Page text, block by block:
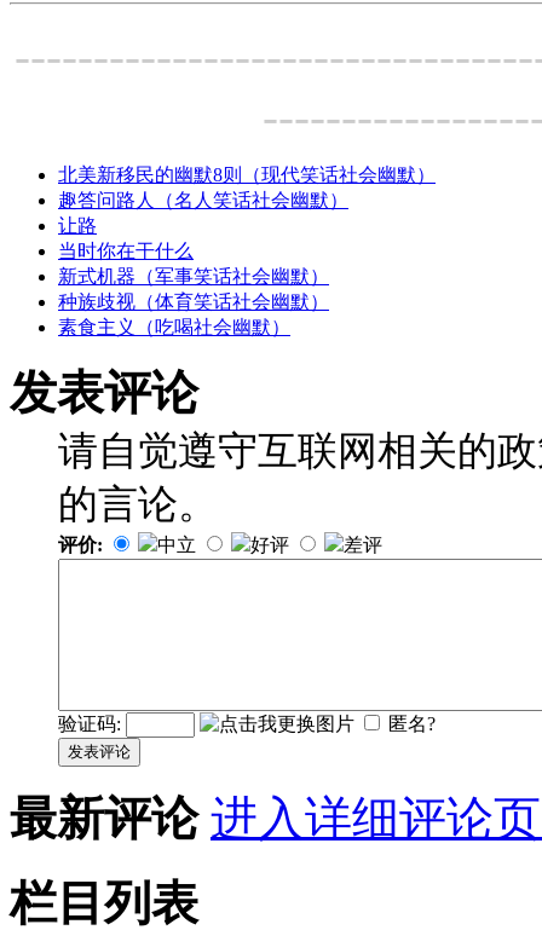
北美新移民的幽默8则（现代笑话社会幽默）
趣答问路人（名人笑话社会幽默）
让路
当时你在干什么
新式机器（军事笑话社会幽默）
种族歧视（体育笑话社会幽默）
素食主义（吃喝社会幽默）
发表评论
请自觉遵守互联网相关的
的言论。
评价: 中立 好评 差评
验证码: 匿名?
发表评论
最新评论 进入详细评论
栏目列表